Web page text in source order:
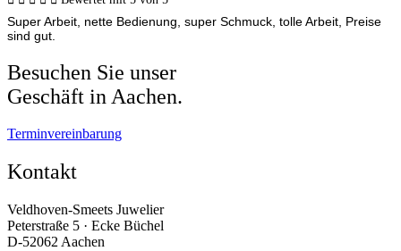
Super Arbeit, nette Bedienung, super Schmuck, tolle Arbeit, Preise
sind gut.
Besuchen Sie unser
Geschäft in Aachen.
Terminvereinbarung
Kontakt
Veldhoven-Smeets Juwelier
Peterstraße 5 · Ecke Büchel
D-52062 Aachen